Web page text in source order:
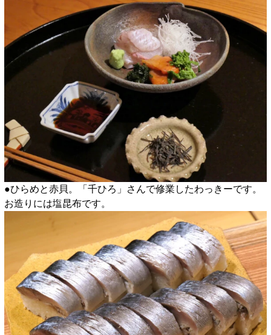
●ひらめと赤貝。「千ひろ」さんで修業したわっきーです。
お造りには塩昆布です。